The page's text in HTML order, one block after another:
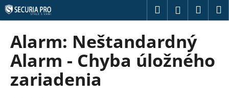
Prejsť
na
obsah
Hľadať
Alarm: Neštandardný
Alarm - Chyba úložného
zariadenia
K
o
Č
o
p